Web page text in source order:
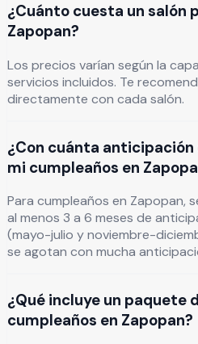
¿Cuánto cuesta un salón
Zapopan?
Los precios varían según la
servicios incluidos. Te
directamente con cada salón.
¿Con cuánta
mi cumpleaños en
Para cumpleaños en Zapopan,
al menos 3 a 6 meses de
(mayo-julio y noviembre-
se agotan con mucha
¿Qué incluye un paquete
cumpleaños en Zapopan?